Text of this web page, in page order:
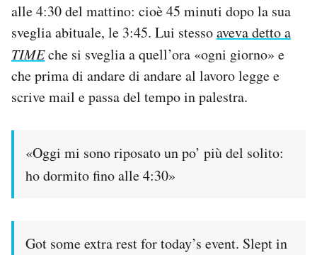
Area Personale
Newsletter
Notifiche mobile
Regala il Post
alle 4:30 del mattino: cioè 45 minuti dopo la sua
sveglia abituale, le 3:45. Lui stessoaveva detto a
TIMEche si sveglia a quell’ora «ogni giorno» e
che prima di andare di andare al lavoro legge e
scrive mail e passa del tempo in palestra.
«Oggi mi sono riposato un po’ più del solito:
ho dormito fino alle 4:30»
Got some extra rest for today’s event. Slept in